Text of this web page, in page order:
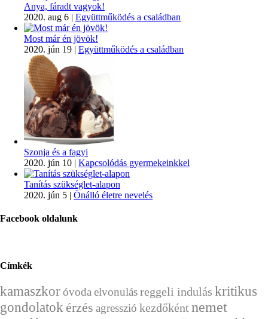
Anya, fáradt vagyok!
2020. aug 6 | Együttműködés a családban
Most már én jövök!
2020. jún 19 | Együttműködés a családban
Szonja és a fagyi
2020. jún 10 | Kapcsolódás gyermekeinkkel
Tanítás szükséglet-alapon
2020. jún 5 | Önálló életre nevelés
Facebook oldalunk
Címkék
kamaszkoróvoda elvonulásreggeli indulás kritikus
gondolatok érzés agresszió kezdőként nemet